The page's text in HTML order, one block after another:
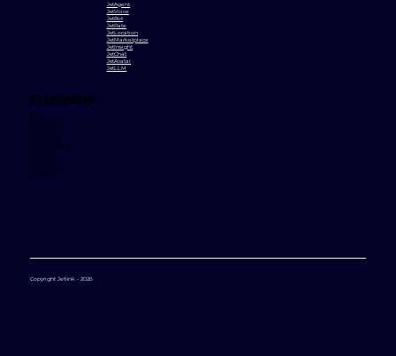
JetAgent
JetVoice
JetBot
JetRate
JetLocation
JetMarketplace
JetInsight
JetChat
JetAvatar
JetLLM
Company
Why Jetlink
Copyright Jetlink - 2026